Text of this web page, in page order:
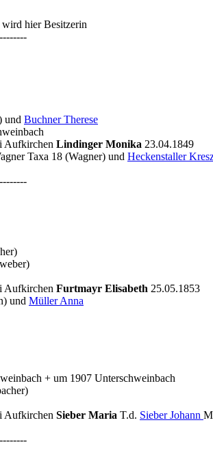
hier Besitzerin
und Buchner Therese
Aufkirchen Lindinger Monika 23.04.1849
Taxa 18 (Wagner) und Heckenstaller
Aufkirchen Furtmayr Elisabeth 25.05.1853
und Müller Anna
+ um 1907 Unterschweinbach
Aufkirchen Sieber Maria T.d. Sieber Johann